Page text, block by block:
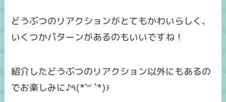
どうぶつのリアクションがとてもかわいらしく、
いくつかパターンがあるのもいいですね！
紹介したどうぶつのリアクション以外にもあるの
でお楽しみに♪٩(*´꒳ `*)۶